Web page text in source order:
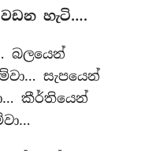
හැටි….
බලයෙන්
සැපයෙන්
කීර්තියෙන්